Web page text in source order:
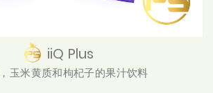
iiQ Plus
玉米黄质和枸杞子的果汁饮料